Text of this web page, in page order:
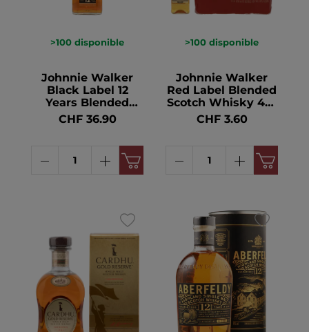
>100 disponible
Johnnie Walker
Black Label 12
Years Blended
Scotch Whisky 40°
70cl
CHF 36.90
>100 disponible
Johnnie Walker
Red Label Blended
Scotch Whisky 40°
5cl
CHF 3.60